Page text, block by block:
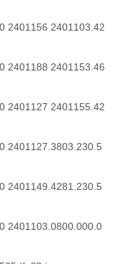
2401156 2401103.42
2401188 2401153.46
2401127 2401155.42
2401127.3803.230.5
2401149.4281.230.5
2401103.0800.000.0